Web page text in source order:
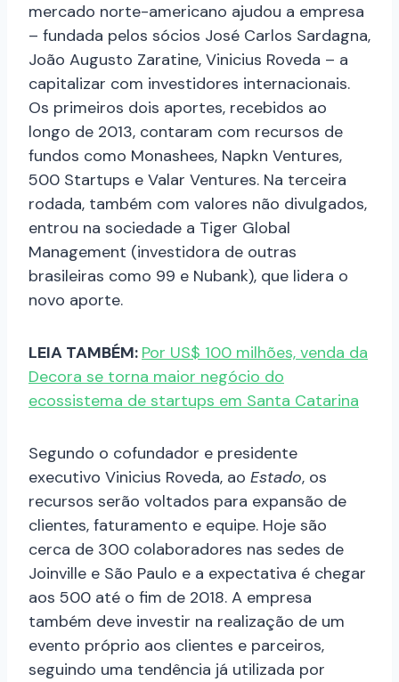
mercado norte-americano ajudou a empresa
– fundada pelos sócios José Carlos Sardagna,
João Augusto Zaratine, Vinicius Roveda – a
capitalizar com investidores internacionais.
Os primeiros dois aportes, recebidos ao
longo de 2013, contaram com recursos de
fundos como Monashees, Napkn Ventures,
500 Startups e Valar Ventures. Na terceira
rodada, também com valores não divulgados,
entrou na sociedade a Tiger Global
Management (investidora de outras
brasileiras como 99 e Nubank), que lidera o
novo aporte.
LEIA TAMBÉM: Por US$ 100 milhões, venda da
Decora se torna maior negócio do
ecossistema de startups em Santa Catarina
Segundo o cofundador e presidente
executivo Vinicius Roveda, ao Estado, os
recursos serão voltados para expansão de
clientes, faturamento e equipe. Hoje são
cerca de 300 colaboradores nas sedes de
Joinville e São Paulo e a expectativa é chegar
aos 500 até o fim de 2018. A empresa
também deve investir na realização de um
evento próprio aos clientes e parceiros,
seguindo uma tendência já utilizada por